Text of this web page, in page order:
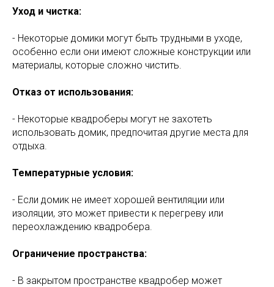
Уход и чистка:
- Некоторые домики могут быть трудными в уходе,
особенно если они имеют сложные конструкции или
материалы, которые сложно чистить.
Отказ от использования:
- Некоторые квадроберы могут не захотеть
использовать домик, предпочитая другие места для
отдыха.
Температурные условия:
- Если домик не имеет хорошей вентиляции или
изоляции, это может привести к перегреву или
переохлаждению квадробера.
Ограничение пространства:
- В закрытом пространстве квадробер может